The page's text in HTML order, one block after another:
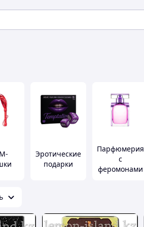
Эротические
подарки
Парфюмерия
с
феромонами